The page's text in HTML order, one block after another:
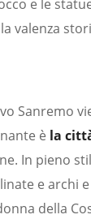
e le
valenza
Sanremo
è la
In pieno
e archi
della